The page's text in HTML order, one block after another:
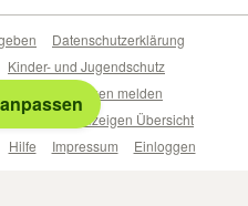
Datenschutzerklärung
Kinder- und Jugendschutz
Sicherheitslücken melden
Suchen
Anzeigen Übersicht
Hilfe Impressum Einloggen